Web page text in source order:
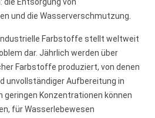
und die Wasserverschmutzung.
Farbstoffe stellt weltweit
dar. Jährlich werden über
Farbstoffe produziert, von denen
unvollständiger Aufbereitung in
geringen Konzentrationen können
für Wasserlebewesen